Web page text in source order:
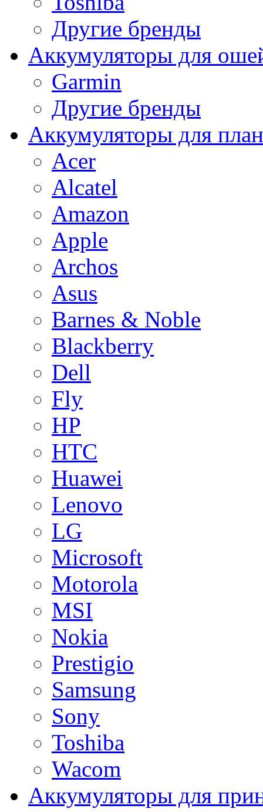
Другие бренды
Аккумуляторы для
Garmin
Другие бренды
Аккумуляторы для
Acer
Alcatel
Amazon
Apple
Archos
Asus
Barnes & Noble
Blackberry
Dell
Fly
HP
HTC
Huawei
Lenovo
LG
Microsoft
Motorola
MSI
Nokia
Prestigio
Samsung
Sony
Toshiba
Wacom
Аккумуляторы для